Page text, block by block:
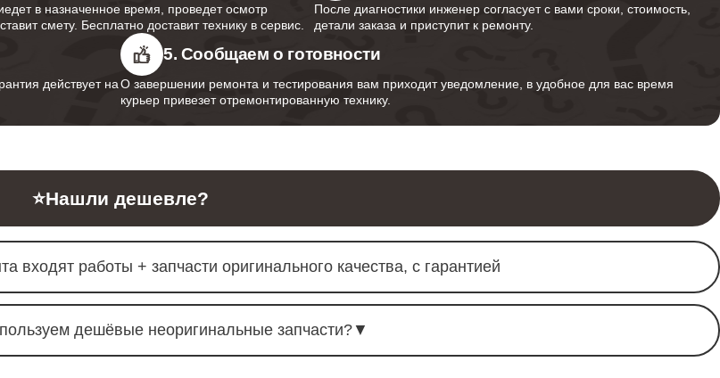
в назначенное время, проведет осмотр
смету. Бесплатно доставит технику в сервис.
После диагностики инженер согласует с вами сроки, стоимость,
детали заказа и приступит к ремонту.
действует на
5. Сообщаем о готовности
О завершении ремонта и тестирования вам приходит уведомление, в удобное для вас время
курьер привезет отремонтированную технику.
⭐Нашли дешевле?
входят работы + запчасти оригинального качества, с гарантией
дешёвые неоригинальные запчасти?▼